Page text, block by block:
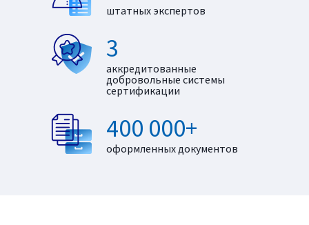
штатных экспертов
3
аккредитованные
добровольные системы
сертификации
400 000+
оформленных документов